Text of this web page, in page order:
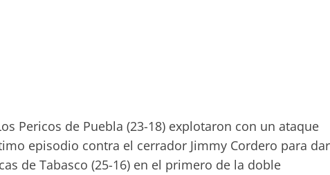
Pericos de Puebla (23-18) explotaron con un ataque
episodio contra el cerrador Jimmy Cordero para dar
de Tabasco (25-16) en el primero de la doble